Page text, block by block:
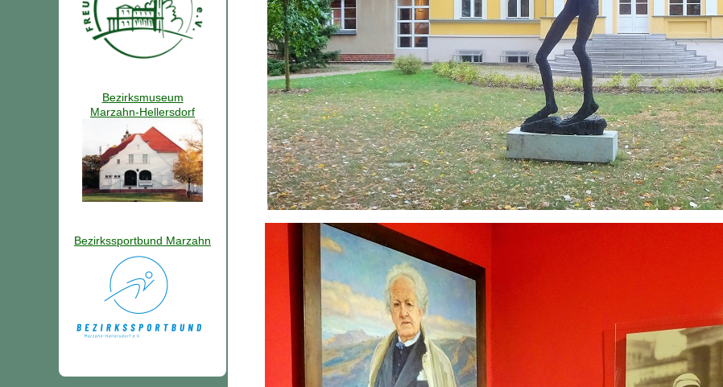
Bezirksmuseum
Marzahn-Hellersdorf
Bezirkssportbund Marzahn